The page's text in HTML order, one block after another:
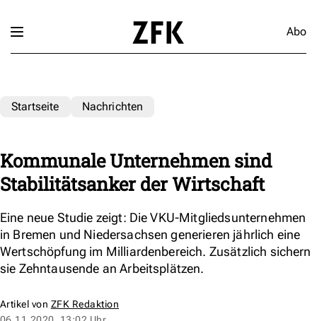
Abo
Startseite Nachrichten
Kommunale Unternehmen sind
Stabilitätsanker der Wirtschaft
Eine neue Studie zeigt: Die VKU-Mitgliedsunternehmen
in Bremen und Niedersachsen generieren jährlich eine
Wertschöpfung im Milliardenbereich. Zusätzlich sichern
sie Zehntausende an Arbeitsplätzen.
Artikel von ZFK Redaktion